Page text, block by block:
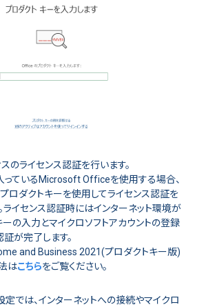
のライセンス認証を行います。
っているMicrosoft Officeを使用する場合、
ロダクトキーを使用してライセンス認証を
ライセンス認証時にはインターネット環境が
ーの入力とマイクロソフトアカウントの登録
が完了します。
and Business 2021(プロダクトキー版)
はこちらをご覧ください。
では、インターネットへの接続やマイクロ